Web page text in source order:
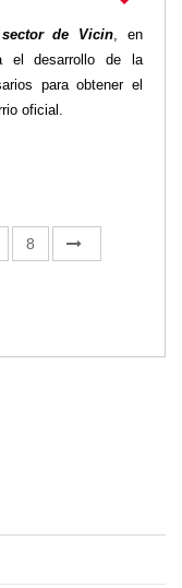
de Vicin, en
el desarrollo de la
para obtener el
oficial.
8